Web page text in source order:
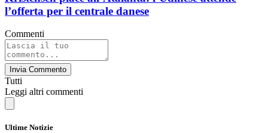
l’offerta per il centrale danese
Commenti
Invia Commento
Tutti
Leggi altri commenti
Ultime Notizie